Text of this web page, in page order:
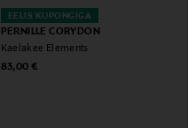
EELIS KUPONGIGA
PERNILLE CORYDON
Kaelakee Elements
Original Price
83,00 €